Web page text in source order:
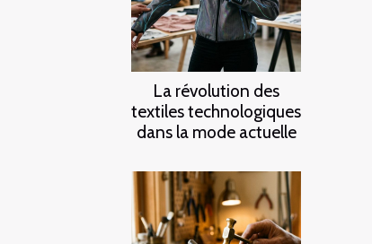
La révolution des
textiles technologiques
dans la mode actuelle